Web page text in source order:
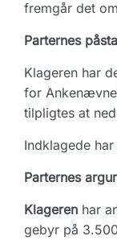
fremgår det
Parternes
Klageren har
for
tilpligtes at
Indklagede
Parternes
Klageren har
gebyr på